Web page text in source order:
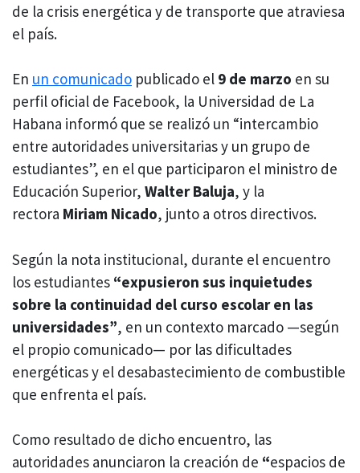
de la crisis energética y de transporte que atraviesa
el país.
En un comunicado publicado el 9 de marzo en su
perfil oficial de Facebook, la Universidad de La
Habana informó que se realizó un “intercambio
entre autoridades universitarias y un grupo de
estudiantes”, en el que participaron el ministro de
Educación Superior, Walter Baluja, y la
rectora Miriam Nicado, junto a otros directivos.
Según la nota institucional, durante el encuentro
los estudiantes “expusieron sus inquietudes
sobre la continuidad del curso escolar en las
universidades”, en un contexto marcado —según
el propio comunicado— por las dificultades
energéticas y el desabastecimiento de combustible
que enfrenta el país.
Como resultado de dicho encuentro, las
autoridades anunciaron la creación de “espacios de